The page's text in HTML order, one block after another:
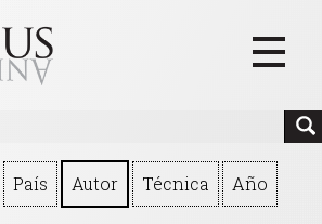
Videos
País Autor Técnica Año